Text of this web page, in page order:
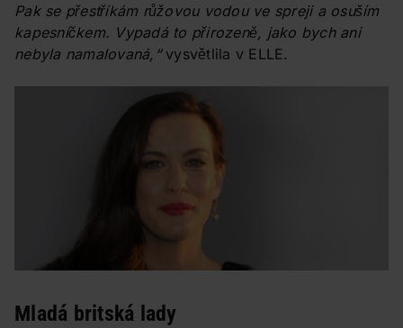
Pak se přestříkám růžovou vodou ve spreji a osuším
kapesníčkem. Vypadá to přirozeně, jako bych ani
nebyla namalovaná,“vysvětlila v ELLE.
Mladá britská lady